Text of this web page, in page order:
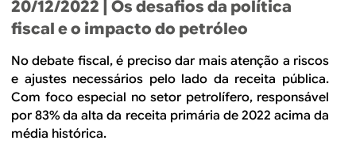
20/12/2022 | Os desafios da política
fiscal e o impacto do petróleo
No debate fiscal, é preciso dar mais atenção a riscos
e ajustes necessários pelo lado da receita pública.
Com foco especial no setor petrolífero, responsável
por 83% da alta da receita primária de 2022 acima da
média histórica.